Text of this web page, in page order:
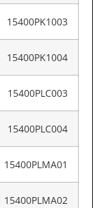
15400PK1003
15400PK1004
15400PLC003
15400PLC004
15400PLMA01
15400PLMA02